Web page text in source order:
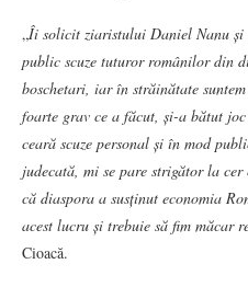
„Îi solicit ziaristului Daniel Nanu și
public scuze tuturor românilor din
boschetari, iar în străinătate
foarte grav ce a făcut, și-a bătut
ceară scuze personal și în mod
judecată, mi se pare strigător la
că diaspora a susținut economia
acest lucru și trebuie să fim măcar
Cioacă.